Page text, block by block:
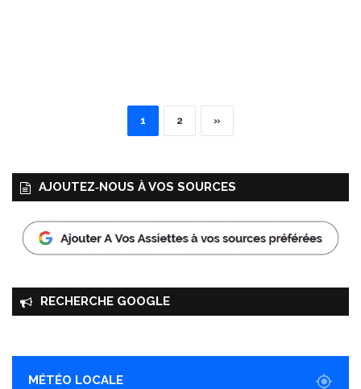
1 2 »
AJOUTEZ‑NOUS À VOS SOURCES
RECHERCHE GOOGLE
MÉTÉO LOCALE